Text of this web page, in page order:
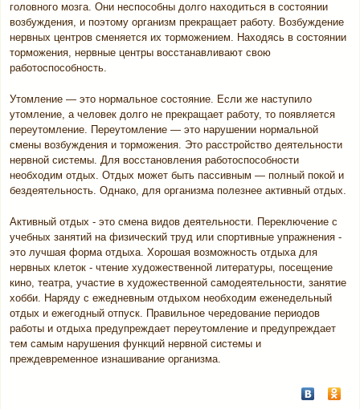
головного мозга. Они неспособны долго находиться в состоянии
возбуждения, и поэтому организм прекращает работу. Возбуждение
нервных центров сменяется их торможением. Находясь в состоянии
торможения, нервные центры восстанавливают свою
работоспособность.
Утомление — это нормальное состояние. Если же наступило
утомление, а человек долго не прекращает работу, то появляется
переутомление. Переутомление — это нарушении нормальной
смены возбуждения и торможения. Это расстройство деятельности
нервной системы. Для восстановления работоспособности
необходим отдых. Отдых может быть пассивным — полный покой и
бездеятельность. Однако, для организма полезнее активный отдых.
Активный отдых - это смена видов деятельности. Переключение с
учебных занятий на физический труд или спортивные упражнения -
это лучшая форма отдыха. Хорошая возможность отдыха для
нервных клеток - чтение художественной литературы, посещение
кино, театра, участие в художественной самодеятельности, занятие
хобби. Наряду с ежедневным отдыхом необходим еженедельный
отдых и ежегодный отпуск. Правильное чередование периодов
работы и отдыха предупреждает переутомление и предупреждает
тем самым нарушения функций нервной системы и
преждевременное изнашивание организма.